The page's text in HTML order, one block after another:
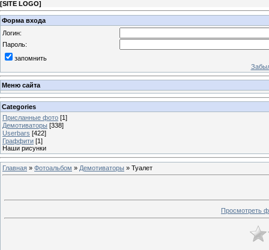
[SITE LOGO]
Форма входа
Логин:
Пароль:
запомнить
Меню сайта
Categories
Присланные фото [1]
Демотиваторы [338]
Userbars [422]
Граффити [1]
Наши рисунки
Главная » Фотоальбом » Демотиваторы » Туалет
Просмотреть